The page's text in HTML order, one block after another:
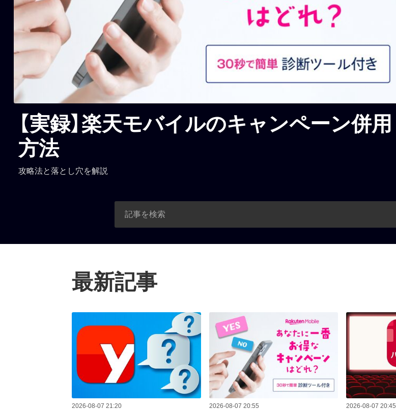
【実録】楽天モバイルのキャンペーン併用
方法
攻略法と落とし穴を解説
最新記事
2026-08-07 21:20 2026-08-07 20:55 2026-08-07 20:45